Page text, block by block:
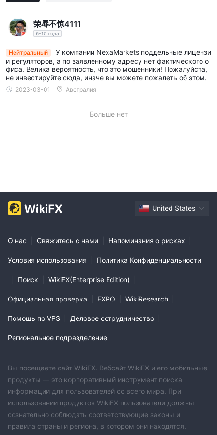
этой статье, предназначены только для ориентира.
荣辱不惊4111
6-10 года
Нейтральный
У компании NexaMarkets поддельные лицензи
и регуляторов, а по заявленному адресу нет фактического о
фиса. Велика вероятность, что это мошенники! Пожалуйста,
не инвестируйте сюда, иначе вы можете пожалеть об этом.
2023-03-01 Австралия
Больше нет
United States
О нас Свяжитесь с нами Напоминания о рисках
Условия использования Политика Конфиденциальности
Поиск WikiFX(Enterprise Edition)
Официальная проверка EXPO WikiResearch
Помощь по VPS Деловое сотрудничество
Региональное подразделение
Вы посещаете сайт WikiFX. Вебсайт WikiFX и его мобильные
продукты — это корпоративный инструмент поиска
информации для пользователей со всего мира. При
использовании продуктов WikiFX пользователи должны
сознательно соблюдать соответствующие законы и
правила страны и региона, в котором они находятся.